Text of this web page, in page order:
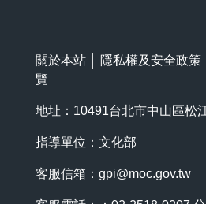
關於本站 隱私權及安全政策
覽
地址：10491台北市中山區松
指導單位：文化部
客服信箱： gpi@moc.gov.tw